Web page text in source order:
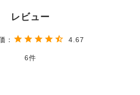
ャップスも、ご家庭で丸ごとジャ
可能。いつものお手入れがラクに
4.67
6